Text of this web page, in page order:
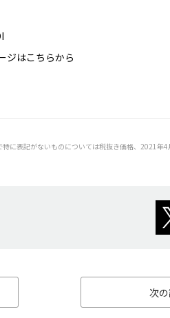
ジはこちらから
に表記がないものについては税抜き価格、2021年
次